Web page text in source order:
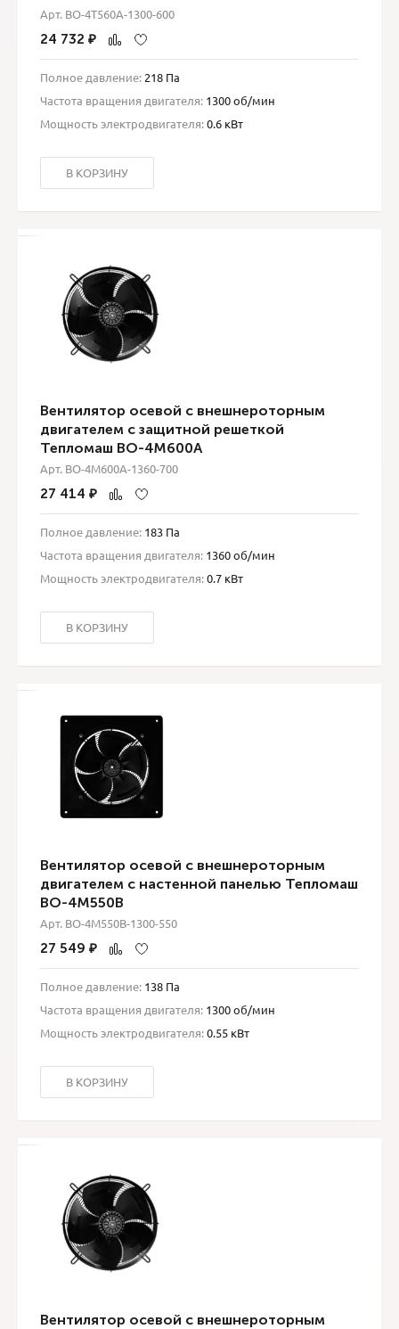
Арт. ВО-4Т560A-1300-600
24 732 ₽
Полное давление: 218 Па
Частота вращения двигателя: 1300 об/мин
Мощность электродвигателя:0.6 кВт
В КОРЗИНУ
Вентилятор осевой с внешнероторным
двигателем с защитной решеткой
Тепломаш ВО-4М600A
Арт. ВО-4М600A-1360-700
27 414 ₽
Полное давление: 183 Па
Частота вращения двигателя: 1360 об/мин
Мощность электродвигателя:0.7 кВт
В КОРЗИНУ
Вентилятор осевой с внешнероторным
двигателем с настенной панелью Тепломаш
ВО-4М550B
Арт. ВО-4М550B-1300-550
27 549 ₽
Полное давление: 138 Па
Частота вращения двигателя: 1300 об/мин
Мощность электродвигателя:0.55 кВт
В КОРЗИНУ
Вентилятор осевой с внешнероторным